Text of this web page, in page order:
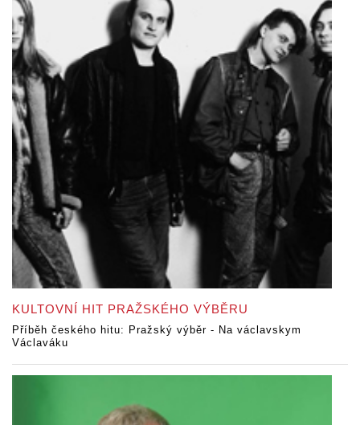
KULTOVNÍ HIT PRAŽSKÉHO VÝBĚRU
Příběh českého hitu: Pražský výběr - Na václavskym
Václaváku